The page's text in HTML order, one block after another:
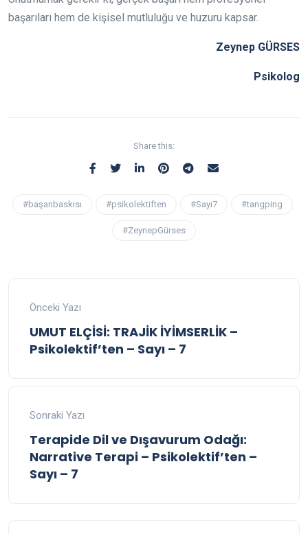
başarıları hem de kişisel mutluluğu ve huzuru kapsar.
Zeynep GÜRSES
Psikolog
Share this:
#başarıbaskısı #psikolektiften #Sayı7 #tangping
#ZeynepGürses
Önceki Yazı
UMUT ELÇİSİ: TRAJİK İYİMSERLİK –
Psikolektif’ten – Sayı – 7
Sonraki Yazı
Terapide Dil ve Dışavurum Odağı:
Narrative Terapi – Psikolektif’ten –
Sayı – 7